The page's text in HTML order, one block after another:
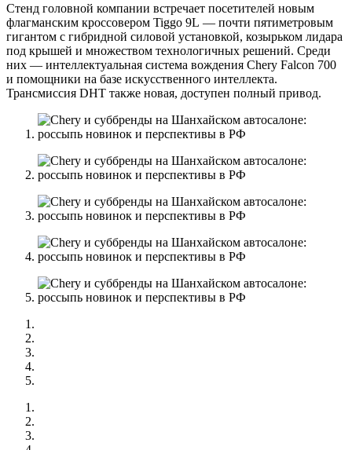
Стенд головной компании встречает посетителей новым
флагманским кроссовером Tiggo 9L — почти пятиметровым
гигантом с гибридной силовой установкой, козырьком лидара
под крышей и множеством технологичных решений. Среди
них — интеллектуальная система вождения Chery Falcon 700
и помощники на базе искусственного интеллекта.
Трансмиссия DHT также новая, доступен полный привод.